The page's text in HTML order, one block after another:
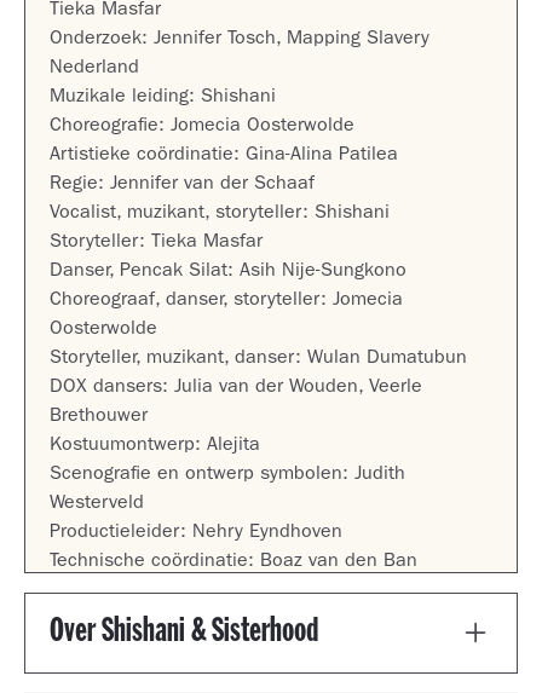
Tieka Masfar
Onderzoek: Jennifer Tosch, Mapping Slavery
Nederland
Muzikale leiding: Shishani
Choreografie: Jomecia Oosterwolde
Artistieke coördinatie: Gina-Alina Patilea
Regie: Jennifer van der Schaaf
Vocalist, muzikant, storyteller: Shishani
Storyteller: Tieka Masfar
Danser, Pencak Silat: Asih Nije-Sungkono
Choreograaf, danser, storyteller: Jomecia
Oosterwolde
Storyteller, muzikant, danser: Wulan Dumatubun
DOX dansers: Julia van der Wouden, Veerle
Brethouwer
Kostuumontwerp: Alejita
Scenografie en ontwerp symbolen: Judith
Westerveld
Productieleider: Nehry Eyndhoven
Technische coördinatie: Boaz van den Ban
Marketing en communicatie: Amy Plasa, Marie Lou
Sauter
Videografie en fotografie: Bowie Verschuuren
Over Shishani & Sisterhood